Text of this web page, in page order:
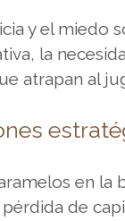
y el
la
atrapan al
en la
de